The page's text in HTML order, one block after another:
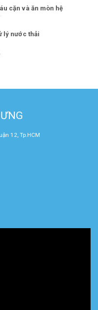
cặn và ăn mòn hệ
lý nước thải
12, Tp.HCM